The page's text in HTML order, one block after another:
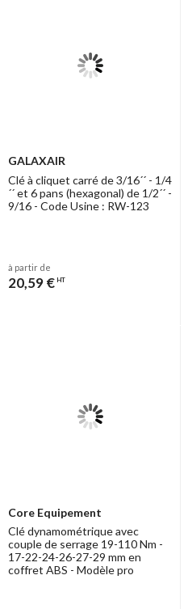
GALAXAIR
Clé à cliquet carré de 3/16´´ - 1/4
´´ et 6 pans (hexagonal) de 1/2´´ -
9/16 - Code Usine : RW-123
à partir de
20,59 € HT
Core Equipement
Clé dynamométrique avec
couple de serrage 19-110 Nm -
17-22-24-26-27-29 mm en
coffret ABS - Modèle pro